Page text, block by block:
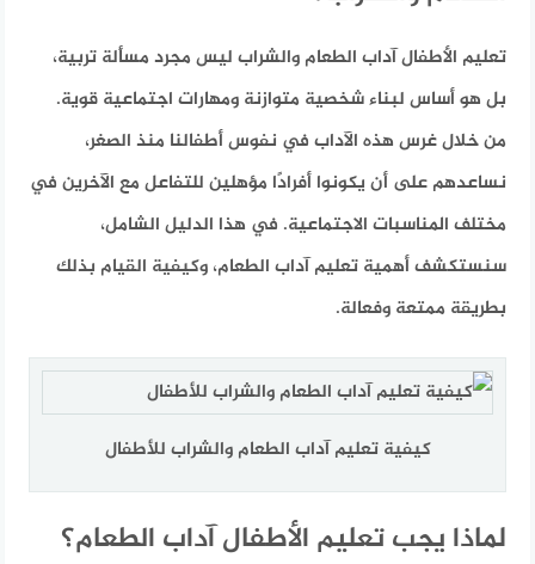
تعليم الأطفال آداب الطعام والشراب ليس مجرد مسألة تربية،
بل هو أساس لبناء شخصية متوازنة ومهارات اجتماعية قوية.
من خلال غرس هذه الآداب في نفوس أطفالنا منذ الصغر،
نساعدهم على أن يكونوا أفرادًا مؤهلين للتفاعل مع الآخرين في
مختلف المناسبات الاجتماعية. في هذا الدليل الشامل،
سنستكشف أهمية تعليم آداب الطعام، وكيفية القيام بذلك
بطريقة ممتعة وفعالة.
كيفية تعليم آداب الطعام والشراب للأطفال
لماذا يجب تعليم الأطفال آداب الطعام؟